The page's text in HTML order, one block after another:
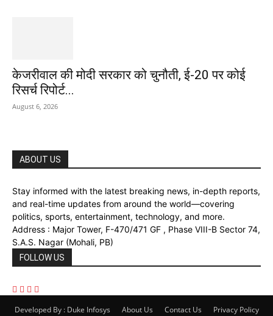
केजरीवाल की मोदी सरकार को चुनौती, ई-20 पर कोई
रिसर्च रिपोर्ट...
August 6, 2026
ABOUT US
Stay informed with the latest breaking news, in-depth reports,
and real-time updates from around the world—covering
politics, sports, entertainment, technology, and more.
Address : Major Tower, F-470/471 GF , Phase VIII-B Sector 74,
S.A.S. Nagar (Mohali, PB)
FOLLOW US
Developed By : Duke Infosys About Us Contact Us Privacy Policy